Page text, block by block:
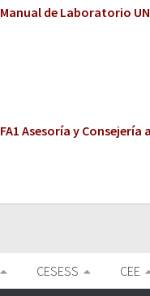
Manual de Laboratorio
FA1 Asesoría y Consejería
CESESS CEE